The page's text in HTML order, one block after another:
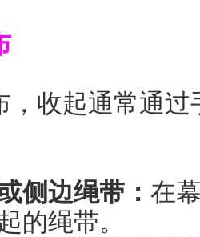
，收起通常通
侧边绳带： 在
的绳带。